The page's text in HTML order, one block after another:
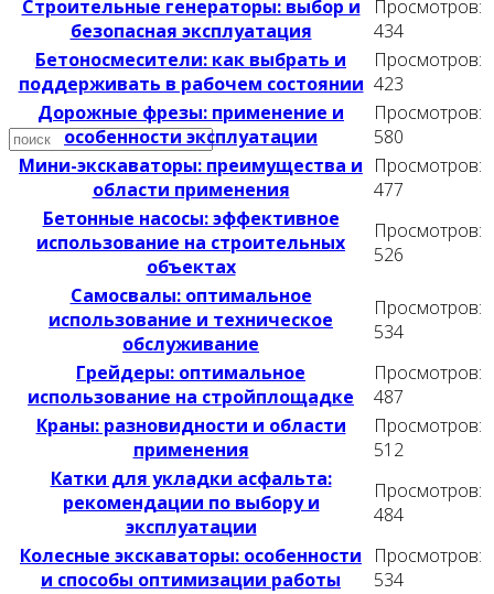
Видео
Строительные генераторы: выбор и
безопасная эксплуатация
Просмотров:
434
Бетоносмесители: как выбрать и
поддерживать в рабочем состоянии
Просмотров:
423
Дорожные фрезы: применение и
особенности эксплуатации
Просмотров:
580
Мини-экскаваторы: преимущества и
области применения
Просмотров:
477
Бетонные насосы: эффективное
использование на строительных
объектах
Просмотров:
526
Самосвалы: оптимальное
использование и техническое
обслуживание
Просмотров:
534
Грейдеры: оптимальное
использование на стройплощадке
Просмотров:
487
Краны: разновидности и области
применения
Просмотров:
512
Катки для укладки асфальта:
рекомендации по выбору и
эксплуатации
Просмотров:
484
Колесные экскаваторы: особенности
и способы оптимизации работы
Просмотров:
534